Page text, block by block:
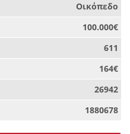
Οικόπεδο
100.000€
611
164€
26942
1880678